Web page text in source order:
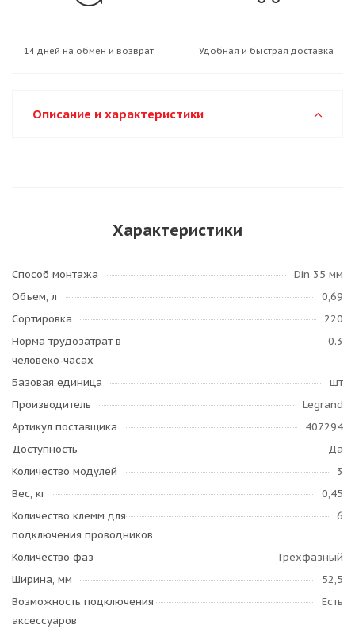
14 дней на обмен и возврат Удобная и быстрая доставка
Описание и характеристики
Характеристики
Способ монтажа
Din 35 мм
Объем, л
0,69
Сортировка
220
Норма трудозатрат в
человеко-часах
0.3
Базовая единица
шт
Производитель
Legrand
Артикул поставщика
407294
Доступность
Да
Количество модулей
3
Вес, кг
0,45
Количество клемм для
подключения проводников
6
Количество фаз
Трехфазный
Ширина, мм
52,5
Возможность подключения
аксессуаров
Есть